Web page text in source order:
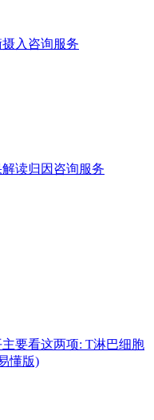
入咨询服务
读归因咨询服务
要看这两项: T淋巴细胞
懂版)